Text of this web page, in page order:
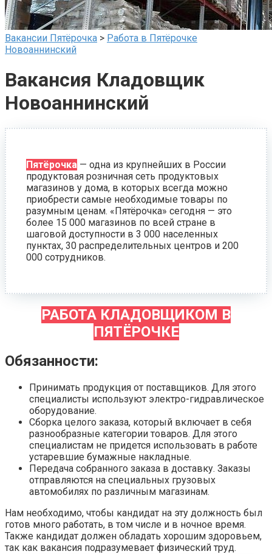
Вакансии Пятёрочка > Работа в Пятёрочке
Новоаннинский
Вакансия Кладовщик
Новоаннинский
Пятёрочка — одна из крупнейших в России
продуктовая розничная сеть продуктовых
магазинов у дома, в которых всегда можно
приобрести самые необходимые товары по
разумным ценам. «Пятёрочка» сегодня — это
более 15 000 магазинов по всей стране в
шаговой доступности в 3 000 населенных
пунктах, 30 распределительных центров и 200
000 сотрудников.
РАБОТА КЛАДОВЩИКОМ В
ПЯТЁРОЧКЕ
Обязанности:
Принимать продукция от поставщиков. Для этого
специалисты используют электро-гидравлическое
оборудование.
Сборка целого заказа, который включает в себя
разнообразные категории товаров. Для этого
специалистам не придется использовать в работе
устаревшие бумажные накладные.
Передача собранного заказа в доставку. Заказы
отправляются на специальных грузовых
автомобилях по различным магазинам.
Нам необходимо, чтобы кандидат на эту должность был
готов много работать, в том числе и в ночное время.
Также кандидат должен обладать хорошим здоровьем,
так как вакансия подразумевает физический труд.